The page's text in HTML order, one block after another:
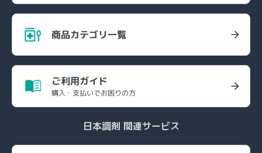
商品カテゴリ一覧
ご利用ガイド
購入・支払いでお困りの方
日本調剤 関連サービス